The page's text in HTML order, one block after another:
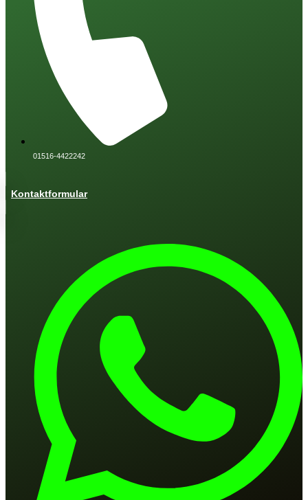
01516-4422242
Kontaktformular